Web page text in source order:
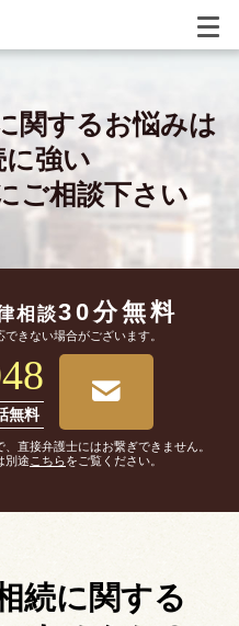
関するお悩みは
に強い
ご相談下さい
相談30分無料
きない場合がございます。
無料
直接弁護士にはお繋ぎできません。
別途 こちらをご覧ください。
続に関する